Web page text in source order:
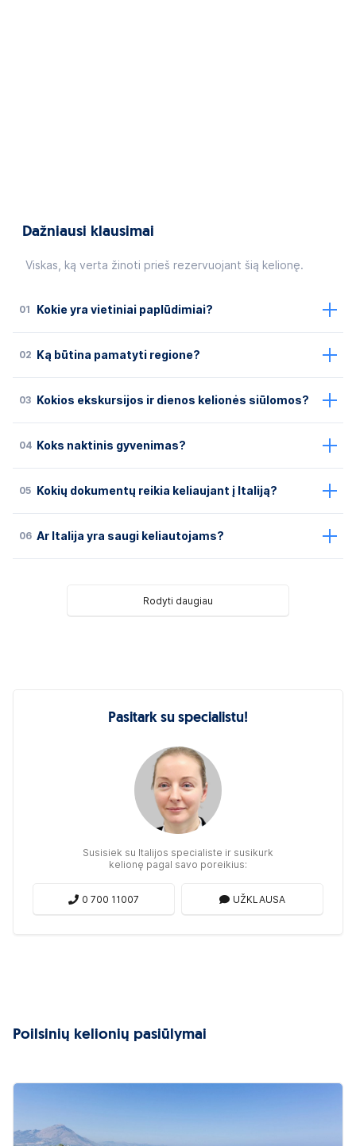
Dažniausi klausimai
Viskas, ką verta žinoti prieš rezervuojant šią kelionę.
01 Kokie yra vietiniai paplūdimiai?
02 Ką būtina pamatyti regione?
03 Kokios ekskursijos ir dienos kelionės siūlomos?
04 Koks naktinis gyvenimas?
05 Kokių dokumentų reikia keliaujant į Italiją?
06 Ar Italija yra saugi keliautojams?
Rodyti daugiau
Pasitark su specialistu!
Susisiek su Italijos specialiste ir susikurk
kelionę pagal savo poreikius:
0 700 11007 UŽKLAUSA
Poilsinių kelionių pasiūlymai